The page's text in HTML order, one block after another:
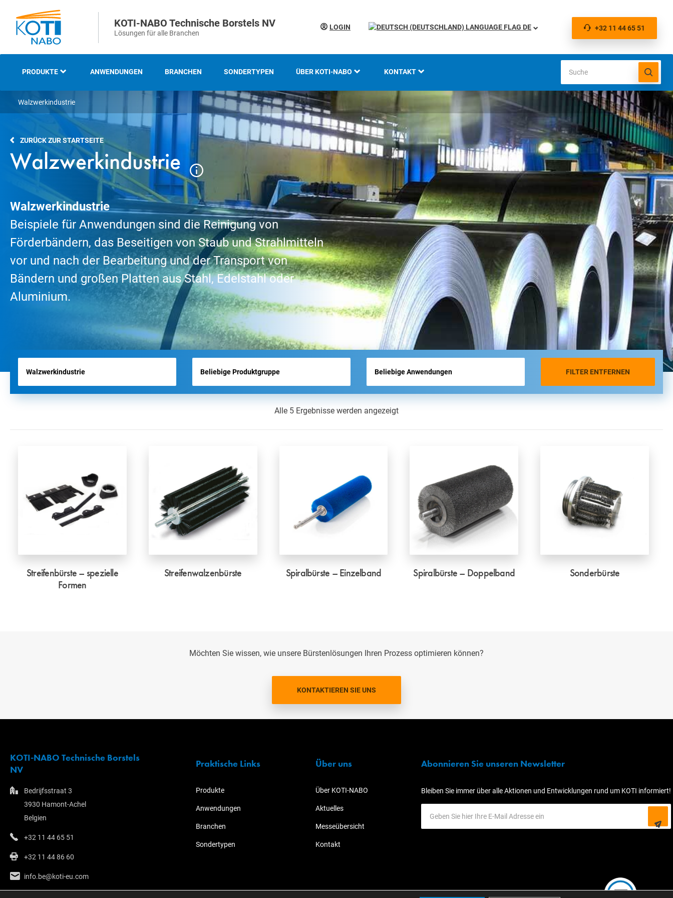
KOTI-NABO Technische Borstels NV
Lösungen für alle Branchen
LOGIN DE +32 11 44 65 51
PRODUKTE
INDUSTRIELLE UND
TECHNISCHE BÜRSTEN
STREIFEN- UND
STRASSENREINIGUNGS- U
FLUGHAFENBÜRSTEN
WERKZEUGBÜRSTEN
HYGIENE BÜRSTEN
ANWENDUNGEN BRANCHEN SONDERTYPEN ÜBER KOTI-NABO
KOTI GRUPPE
GESCHICHTE
INNOVATION UND
NACHHALTIGKEIT
MESSENÜBERSICHT
AKTUELLES
KONTAKT
STANDORTE
Walzwerkindustrie
ZURÜCK ZUR STARTSEITE
Walzwerkindustrie
Walzwerkindustrie
Beispiele für Anwendungen sind die Reinigung von
Förderbändern, das Beseitigen von Staub und Strahlmitteln
vor und nach der Bearbeitung und der Transport von
Bändern und großen Platten aus Stahl, Edelstahl oder
Aluminium.
FILTER ENTFERNEN
Alle 5 Ergebnisse werden angezeigt
Streifenbürste – spezielle
Formen
Streifenwalzenbürste Spiralbürste – Einzelband Spiralbürste – Doppelband Sonderbürste
Möchten Sie wissen, wie unsere Bürstenlösungen Ihren Prozess optimieren können?
KONTAKTIEREN SIE UNS
KOTI-NABO Technische Borstels
NV
Bedrijfsstraat 3
3930 Hamont-Achel
Belgien
+32 11 44 65 51
+32 11 44 86 60
info.be@koti-eu.com
Praktische Links
Produkte
Anwendungen
Branchen
Sondertypen
Über uns
Über KOTI-NABO
Aktuelles
Messeübersicht
Kontakt
Abonnieren Sie unseren Newsletter
Bleiben Sie immer über alle Aktionen und Entwicklungen rund um KOTI informiert!